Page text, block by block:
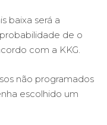
baixa será a
de o
com a KKG.
não programados
escolhido um